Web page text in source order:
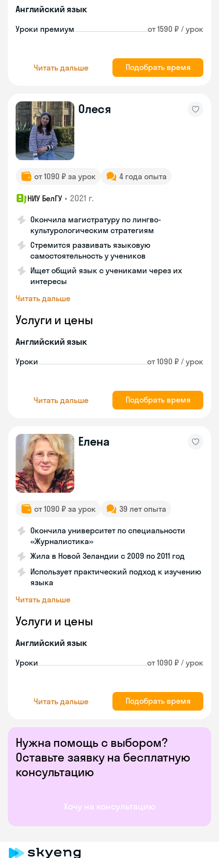
Нужна помощь с выбором?
Оставьте заявку на бесплатную
консультацию
Хочу на консультацию
Английский язык
Уроки премиум от 1590 ₽ / урок
Читать дальше Подобрать время
Олеся
от 1090 ₽ за урок 4 года опыта
НИУ БелГУ • 2021 г.
Окончила магистратуру по лингво-
культурологическим стратегиям
Стремится развивать языковую
самостоятельность у учеников
Ищет общий язык с учениками через их
интересы
Читать дальше
Услуги и цены
Английский язык
Уроки от 1090 ₽ / урок
Читать дальше Подобрать время
Елена
от 1090 ₽ за урок 39 лет опыта
Окончила университет по специальности
«Журналистика»
Жила в Новой Зеландии с 2009 по 2011 год
Использует практический подход к изучению
языка
Читать дальше
Услуги и цены
Английский язык
Уроки от 1090 ₽ / урок
Читать дальше Подобрать время